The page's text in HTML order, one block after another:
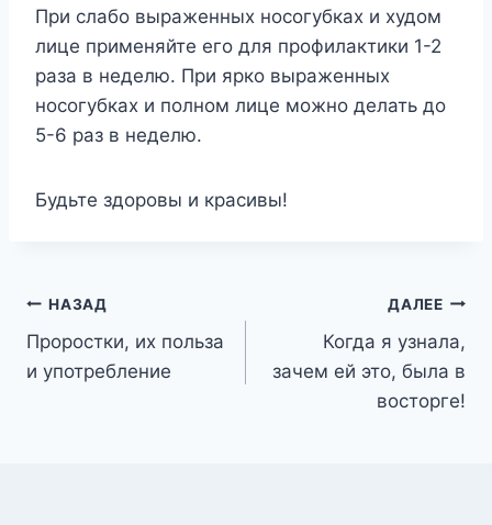
При слабо выраженных носогубках и худом
лице применяйте его для профилактики 1-2
раза в неделю. При ярко выраженных
носогубках и полном лице можно делать до
5-6 раз в неделю.
Будьте здоровы и красивы!
Навигация
по
НАЗАД
Проростки, их польза
и употребление
ДАЛЕЕ
Когда я узнала,
зачем ей это, была в
восторге!